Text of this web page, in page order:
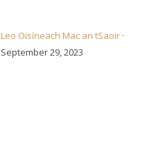
Leo Oisíneach Mac an tSaoir ·
September 29, 2023